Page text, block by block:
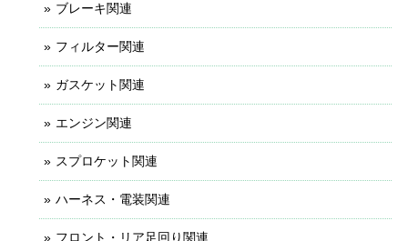
ブレーキ関連
フィルター関連
ガスケット関連
エンジン関連
スプロケット関連
ハーネス・電装関連
フロント・リア足回り関連